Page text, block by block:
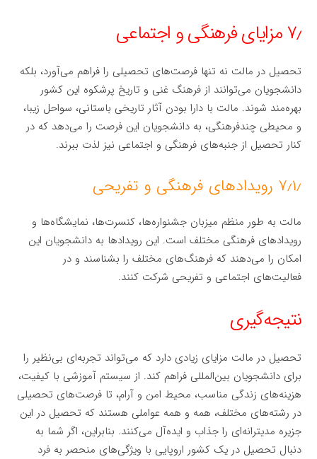
۷٫ مزایای فرهنگی و اجتماعی
تحصیل در مالت نه تنها فرصت‌های تحصیلی را فراهم می‌آورد، بلکه
دانشجویان می‌توانند از فرهنگ غنی و تاریخ پرشکوه این کشور
بهره‌مند شوند. مالت با دارا بودن آثار تاریخی باستانی، سواحل زیبا،
و محیطی چندفرهنگی، به دانشجویان این فرصت را می‌دهد که در
کنار تحصیل از جنبه‌های فرهنگی و اجتماعی نیز لذت ببرند.
۷٫۱٫ رویدادهای فرهنگی و تفریحی
مالت به طور منظم میزبان جشنواره‌ها، کنسرت‌ها، نمایشگاه‌ها و
رویدادهای فرهنگی مختلف است. این رویدادها به دانشجویان این
امکان را می‌دهند که فرهنگ‌های مختلف را بشناسند و در
فعالیت‌های اجتماعی و تفریحی شرکت کنند.
نتیجه‌گیری
تحصیل در مالت مزایای زیادی دارد که می‌تواند تجربه‌ای بی‌نظیر را
برای دانشجویان بین‌المللی فراهم کند. از سیستم آموزشی با کیفیت،
هزینه‌های زندگی مناسب، محیط امن و آرام، تا فرصت‌های تحصیلی
در رشته‌های مختلف، همه و همه عواملی هستند که تحصیل در این
جزیره مدیترانه‌ای را جذاب و ایده‌آل می‌کنند. بنابراین، اگر شما به
دنبال تحصیل در یک کشور اروپایی با ویژگی‌های منحصر به فرد